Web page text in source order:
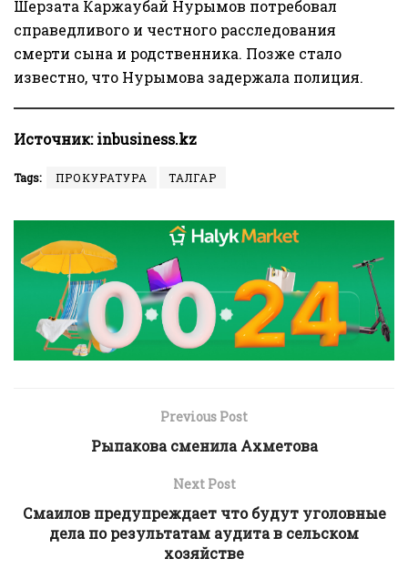
Шерзата Каржаубай Нурымов потребовал
справедливого и честного расследования
смерти сына и родственника. Позже стало
известно, что Нурымова задержала полиция.
Источник:inbusiness.kz
Tags: ПРОКУРАТУРА ТАЛГАР
Previous Post
Рыпакова сменила Ахметова
Next Post
Смаилов предупреждает что будут уголовные
дела по результатам аудита в сельском
хозяйстве